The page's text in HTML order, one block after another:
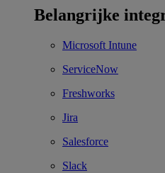
Belangrijke
Microsoft Intune
ServiceNow
Freshworks
Jira
Salesforce
Slack